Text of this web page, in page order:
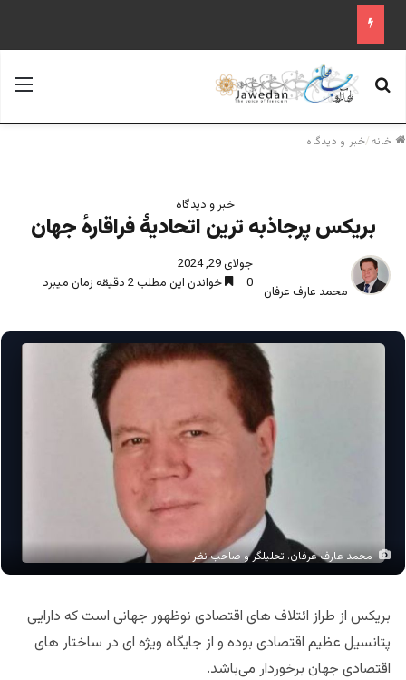
جستجو برای
خانه/خبر و دیدگاه
خبر و دیدگاه
بریکس پرجاذبه ترین اتحادیۀ فراقارهٔ جهان
محمد عارف عرفان
جولای 29, 2024
0
خواندن این مطلب 2 دقیقه زمان میبرد
محمد عارف عرفان، تحلیلگر و صاحب نظر
بریکس از طراز ائتلاف های اقتصادی نوظهور جهانی است که دارایی
پتانسیل عظیم اقتصادی بوده و از جایگاه ویژه ای در ساختار های
اقتصادی جهان برخوردار می‌باشد.